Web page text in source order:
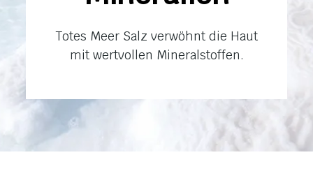
Totes Meer Salz verwöhnt die Haut
mit wertvollen Mineralstoffen.